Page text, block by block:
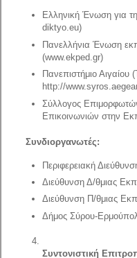
Ελληνική Ένωση για
diktyo.eu)
Πανελλήνια Ένωση
(www.ekped.gr)
Πανεπιστήμιο
http://
Σύλλογος
Επικοινωνιών στην
Συνδιοργανωτές:
Περιφερειακή
Διεύθυνση Δ/θμιας
Διεύθυνση Π/θμιας
Δήμος Σύρου-
Συντονιστική